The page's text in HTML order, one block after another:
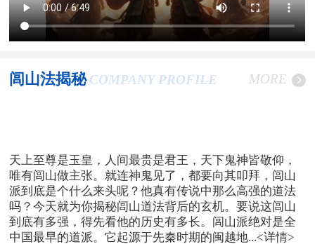
闾山法揭秘 COMPANY PROFILE MORE
天上至尊是玉皇，人间最贵是君王，天下鬼神皆敬仰，
唯有闾山做主张。就连神鬼见了，都要向其叩拜，闾山
派到底是个什么来头呢？他真有传说中那么高强的道法
吗？今天就为你揭秘闾山道法背后的玄机。要说这闾山
到底有多强，得先看他的历史有多长。闾山派绝对是全
中国最早的道派。它起源于先秦时期的闽越地...<详情>